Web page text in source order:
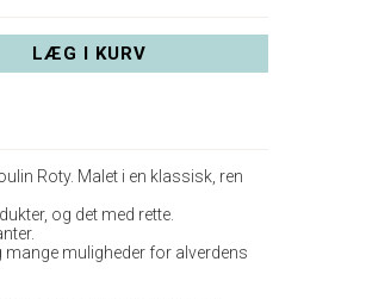
LÆG I KURV
Roty. Malet i en klassisk, ren
og det med rette.
mange muligheder for alverdens